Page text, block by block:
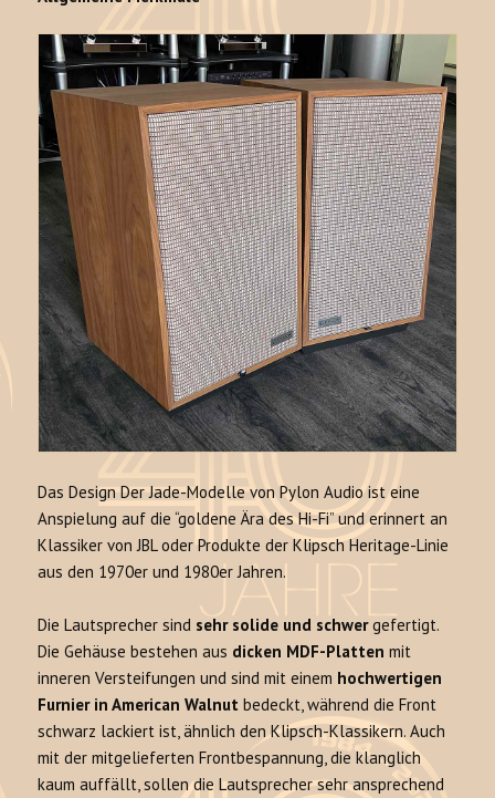
Das Design Der Jade-Modelle von Pylon Audio ist eine
Anspielung auf die “goldene Ära des Hi-Fi” und erinnert an
Klassiker von JBL oder Produkte der Klipsch Heritage-Linie
aus den 1970er und 1980er Jahren.
Die Lautsprecher sind sehr solide und schwergefertigt.
Die Gehäuse bestehen aus dicken MDF-Platten mit
inneren Versteifungen und sind mit einem hochwertigen
Furnier in American Walnut bedeckt, während die Front
schwarz lackiert ist, ähnlich den Klipsch-Klassikern. Auch
mit der mitgelieferten Frontbespannung, die klanglich
kaum auffällt, sollen die Lautsprecher sehr ansprechend